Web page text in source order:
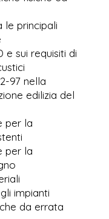
le principali
e sui requisiti di
97 nella
edilizia del
per la
per la
impianti
da errata